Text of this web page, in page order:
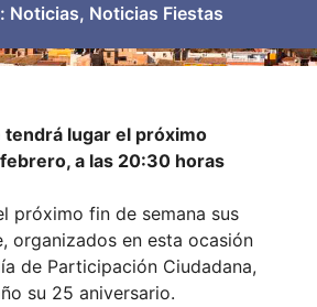
Noticias, Noticias Fiestas
tendrá lugar el próximo
a las 20:30 horas
próximo fin de semana sus
organizados en esta ocasión
de Participación Ciudadana,
su 25 aniversario.